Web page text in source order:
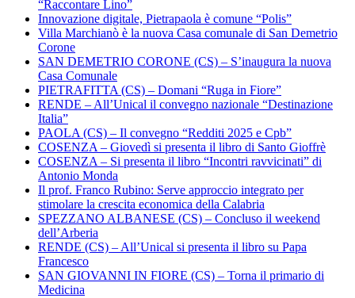
“Raccontare Lino”
Innovazione digitale, Pietrapaola è comune “Polis”
Villa Marchianò è la nuova Casa comunale di San Demetrio
Corone
SAN DEMETRIO CORONE (CS) – S’inaugura la nuova
Casa Comunale
PIETRAFITTA (CS) – Domani “Ruga in Fiore”
RENDE – All’Unical il convegno nazionale “Destinazione
Italia”
PAOLA (CS) – Il convegno “Redditi 2025 e Cpb”
COSENZA – Giovedì si presenta il libro di Santo Gioffrè
COSENZA – Si presenta il libro “Incontri ravvicinati” di
Antonio Monda
Il prof. Franco Rubino: Serve approccio integrato per
stimolare la crescita economica della Calabria
SPEZZANO ALBANESE (CS) – Concluso il weekend
dell’Arberia
RENDE (CS) – All’Unical si presenta il libro su Papa
Francesco
SAN GIOVANNI IN FIORE (CS) – Torna il primario di
Medicina